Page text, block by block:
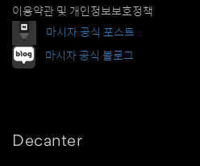
이용약관 및 개인정보보호정책
마시자 공식 포스트
마시자 공식 블로그
Decanter